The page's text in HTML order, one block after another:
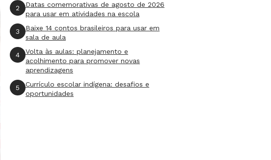
2
Datas comemorativas de agosto de 2026
para usar em atividades na escola
3
Baixe 14 contos brasileiros para usar em
sala de aula
4
Volta às aulas: planejamento e
acolhimento para promover novas
aprendizagens
5
Currículo escolar indígena: desafios e
oportunidades